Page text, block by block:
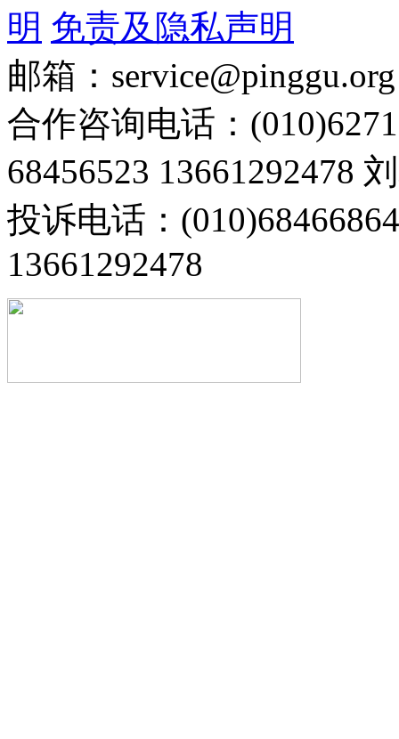
明 免责及隐私声明
邮箱：service@pinggu.org
合作咨询电话：
68456523 13661292478
投诉电话：
13661292478